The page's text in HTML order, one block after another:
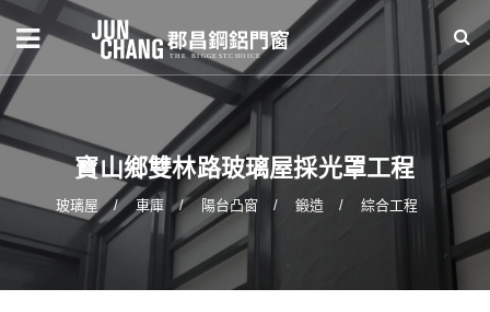
寶山鄉雙林路玻璃屋採光罩工程
玻璃屋 車庫 陽台凸窗 鍛造 綜合工程